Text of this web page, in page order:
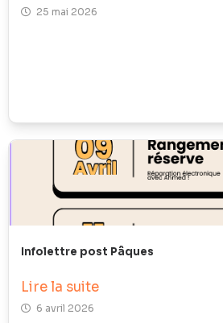
25 mai 2026
Infolettre post Pâques
Lire la suite
6 avril 2026